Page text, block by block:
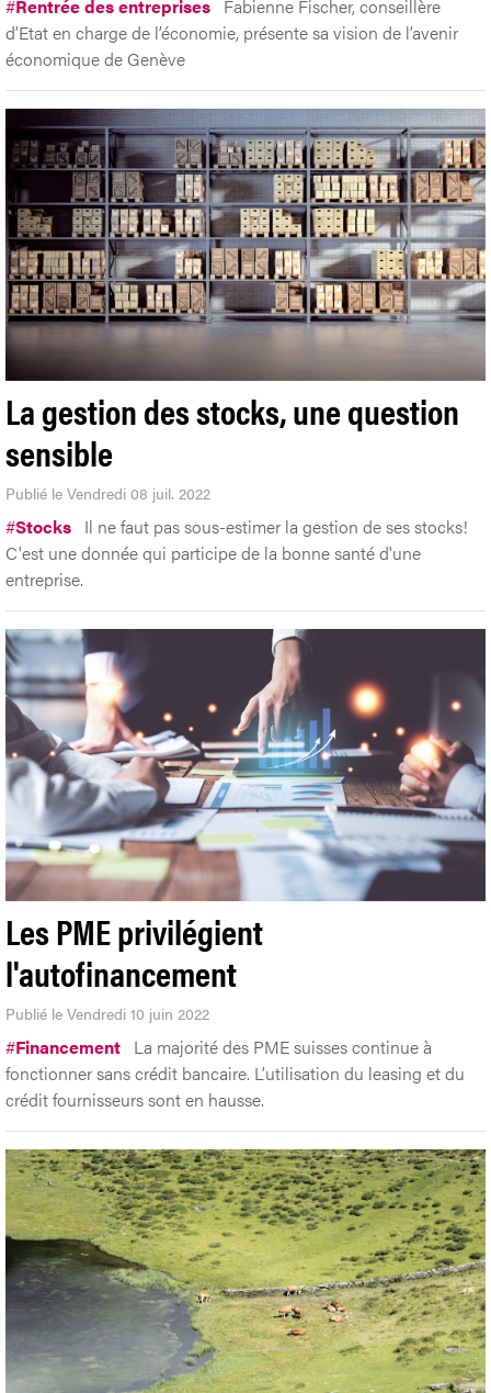
#Rentrée des entreprises Fabienne Fischer, conseillère
d’Etat en charge de l’économie, présente sa vision de l’avenir
économique de Genève
La gestion des stocks, une question
sensible
Publié le Vendredi 08 juil. 2022
#Stocks Il ne faut pas sous-estimer la gestion de ses stocks!
C'est une donnée qui participe de la bonne santé d'une
entreprise.
Les PME privilégient
l'autofinancement
Publié le Vendredi 10 juin 2022
#Financement La majorité des PME suisses continue à
fonctionner sans crédit bancaire. L’utilisation du leasing et du
crédit fournisseurs sont en hausse.